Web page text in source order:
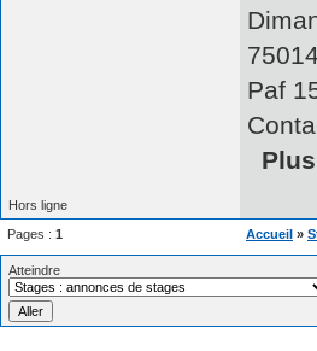
Paf
Hors ligne
Pages : 1 Accueil »
Atteindre